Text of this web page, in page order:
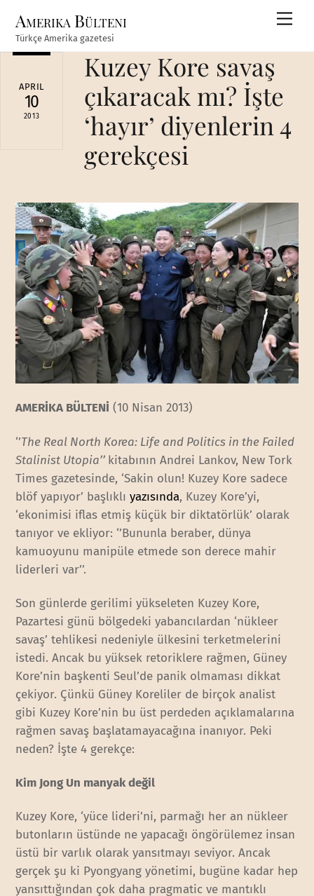
content
Amerika Bülteni
Türkçe Amerika gazetesi
APRIL
10
2013
Kuzey Kore savaş
çıkaracak mı? İşte
‘hayır’ diyenlerin 4
gerekçesi
AMERİKA BÜLTENİ (10 Nisan 2013)
‘’The Real North Korea: Life and Politics in the Failed
Stalinist Utopia’’ kitabının Andrei Lankov, New Tork
Times gazetesinde, ‘Sakin olun! Kuzey Kore sadece
blöf yapıyor’ başlıklıyazısında, Kuzey Kore’yi,
‘ekonimisi iflas etmiş küçük bir diktatörlük’ olarak
tanıyor ve ekliyor: ‘’Bununla beraber, dünya
kamuoyunu manipüle etmede son derece mahir
liderleri var’’.
Son günlerde gerilimi yükseleten Kuzey Kore,
Pazartesi günü bölgedeki yabancılardan ‘nükleer
savaş’ tehlikesi nedeniyle ülkesini terketmelerini
istedi. Ancak bu yüksek retoriklere rağmen, Güney
Kore’nin başkenti Seul’de panik olmaması dikkat
çekiyor. Çünkü Güney Koreliler de birçok analist
gibi Kuzey Kore’nin bu üst perdeden açıklamalarına
rağmen savaş başlatamayacağına inanıyor. Peki
neden? İşte 4 gerekçe:
Kim Jong Un manyak değil
Kuzey Kore, ‘yüce lideri’ni, parmağı her an nükleer
butonların üstünde ne yapacağı öngörülemez insan
üstü bir varlık olarak yansıtmayı seviyor. Ancak
gerçek şu ki Pyongyang yönetimi, bugüne kadar hep
yansıttığından çok daha pragmatic ve mantıklı